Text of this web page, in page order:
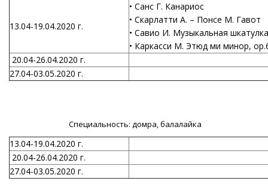
13.04-19.04.2020 г.
• Санс Г. Канариос
• Скарлатти А. – Понсе М. Гавот
• Савио И. Музыкальная шкатулка
• Каркасси М. Этюд ми минор,
20.04-26.04.2020 г.
27.04-03.05.2020 г.
Специальность: домра, балалайка
13.04-19.04.2020 г.
20.04-26.04.2020 г.
27.04-03.05.2020 г.